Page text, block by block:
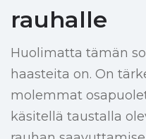
rauhalle
Huolimatta tämän
haasteita on. On
molemmat
käsitellä taustalla